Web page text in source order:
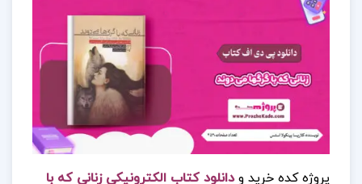
پروژه کده خرید و دانلود کتاب الکترونیکی زنانی که با